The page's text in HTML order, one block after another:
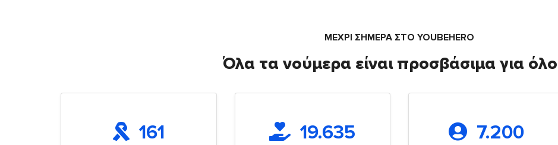
ΜΕΧΡΙ ΣΗΜΕΡΑ ΣΤΟ YOUBEHERO
Όλα τα νούμερα είναι προσβάσιμα για
161 19.635 7.200